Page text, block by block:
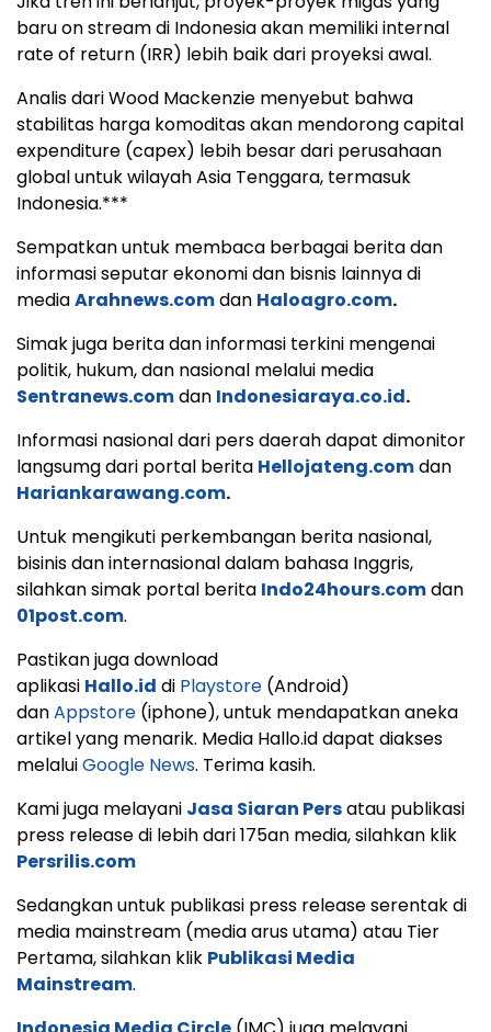
baru on stream di Indonesia akan memiliki internal
rate of return (IRR) lebih baik dari proyeksi awal.
Analis dari Wood Mackenzie menyebut bahwa
stabilitas harga komoditas akan mendorong capital
expenditure (capex) lebih besar dari perusahaan
global untuk wilayah Asia Tenggara, termasuk
Indonesia.***
Sempatkan untuk membaca berbagai berita dan
informasi seputar ekonomi dan bisnis lainnya di
mediaArahnews.comdan Haloagro.com.
Simak juga berita dan informasi terkini mengenai
politik, hukum, dan nasional melalui media
Sentranews.comdan Indonesiaraya.co.id.
Informasi nasional dari pers daerah dapat dimonitor
langsumg dari portal berita Hellojateng.comdan
Hariankarawang.com.
Untuk mengikuti perkembangan berita nasional,
bisinis dan internasional dalam bahasa Inggris,
silahkan simak portal berita Indo24hours.comdan
01post.com.
Pastikan juga download
aplikasi Hallo.id di Playstore (Android)
danAppstore (iphone), untuk mendapatkan aneka
artikel yang menarik. Media Hallo.id dapat diakses
melaluiGoogle News. Terima kasih.
Kami juga melayani Jasa Siaran Persatau publikasi
press release di lebih dari 175an media, silahkan klik
Persrilis.com
Sedangkan untuk publikasi press release serentak di
media mainstream (media arus utama) atau Tier
Pertama, silahkan klik Publikasi Media
Mainstream.